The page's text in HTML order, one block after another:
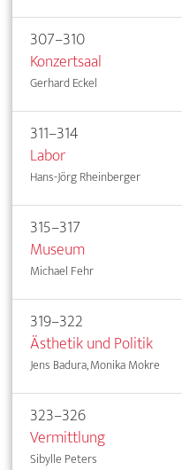
307–310
Konzertsaal
Gerhard Eckel
311–314
Labor
Hans-Jörg Rheinberger
315–317
Museum
Michael Fehr
319–322
Ästhetik und Politik
Jens Badura, Monika Mokre
323–326
Vermittlung
Sibylle Peters